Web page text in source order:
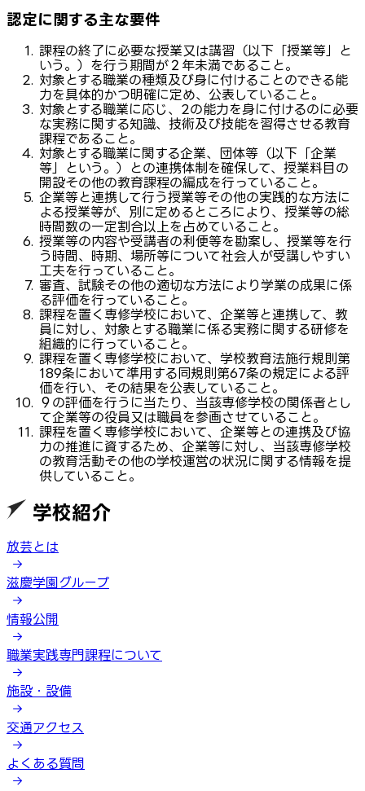
認定に関する主な要件
課程の終了に必要な授業又は講習（以下「授業等」と
いう。）を行う期間が２年未満であること。
対象とする職業の種類及び身に付けることのできる能
力を具体的かつ明確に定め、公表していること。
対象とする職業に応じ、2の能力を身に付けるのに必要
な実務に関する知識、技術及び技能を習得させる教育
課程であること。
対象とする職業に関する企業、団体等（以下「企業
等」という。）との連携体制を確保して、授業料目の
開設その他の教育課程の編成を行っていること。
企業等と連携して行う授業等その他の実践的な方法に
よる授業等が、別に定めるところにより、授業等の総
時間数の一定割合以上を占めていること。
授業等の内容や受講者の利便等を勘案し、授業等を行
う時間、時期、場所等について社会人が受講しやすい
工夫を行っていること。
審査、試験その他の適切な方法により学業の成果に係
る評価を行っていること。
課程を置く専修学校において、企業等と連携して、教
員に対し、対象とする職業に係る実務に関する研修を
組織的に行っていること。
課程を置く専修学校において、学校教育法施行規則第
189条において準用する同規則第67条の規定による評
価を行い、その結果を公表していること。
９の評価を行うに当たり、当該専修学校の関係者とし
て企業等の役員又は職員を参画させていること。
課程を置く専修学校において、企業等との連携及び協
力の推進に資するため、企業等に対し、当該専修学校
の教育活動その他の学校運営の状況に関する情報を提
供していること。
学校紹介
放芸とは
滋慶学園グループ
情報公開
職業実践専門課程について
施設・設備
交通アクセス
よくある質問